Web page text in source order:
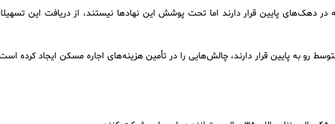
دهک‌های پایین قرار دارند اما تحت پوشش این نهادها نیستند، از دریافت این
رو به پایین قرار دارند، چالش‌هایی را در تأمین هزینه‌های اجاره مسکن ایجاد کرده